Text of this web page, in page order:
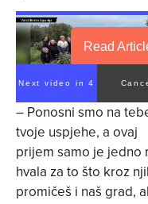
Read
Next video in 4
– Ponosni smo na
tvoje uspjehe, a ovaj
prijem samo je jedno
hvala za to što kroz
promičeš i naš grad,